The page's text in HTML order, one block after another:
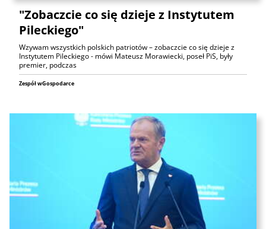
"Zobaczcie co się dzieje z Instytutem
Pileckiego"
Wzywam wszystkich polskich patriotów – zobaczcie co się dzieje z
Instytutem Pileckiego - mówi Mateusz Morawiecki, poseł PiS, były
premier, podczas
Zespół wGospodarce